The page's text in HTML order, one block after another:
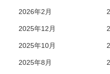
2026年2月
2025年12月
2025年10月
2025年8月